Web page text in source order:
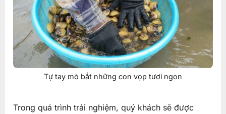
Tự tay mò bắt những con vọp tươi ngon
Trong quá trình trải nghiệm, quý khách sẽ được